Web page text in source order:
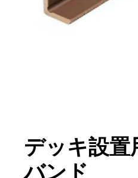
デッキ設置
バンド